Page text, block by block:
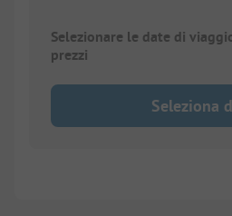
Selezionare le date di
prezzi
Seleziona